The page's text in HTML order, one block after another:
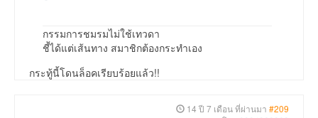
กรรมการชมรมไม่ใช้เทวดา
ชี้ได้แต่เส้นทาง สมาชิกต้องกระทำเอง
กระทู้นี้โดนล็อคเรียบร้อยแล้ว!!
14 ปี 7 เดือน ที่ผ่านมา #209